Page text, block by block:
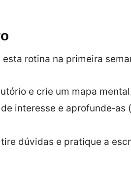
rotina na primeira
e crie um mapa
interesse e aprofunde‑as
dúvidas e pratique a